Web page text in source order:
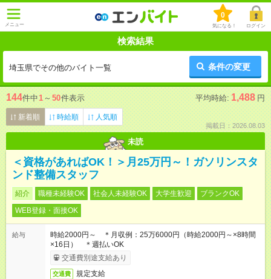
メニュー
0
気になる！ ログイン
検索結果
埼玉県でその他のバイト一覧 条件の変更
144件中1 ～ 50件表示 平均時給: 1,488 円
新着順 時給順 人気順
掲載日：2026.08.03
未読
＜資格があればOK！＞月25万円～！ガソリンスタ
ンド整備スタッフ
紹介 職種未経験OK 社会人未経験OK 大学生歓迎
ブランクOK
WEB登録・面接OK
給与
時給2000円～ ＊月収例：25万6000円（時給2000円～×8時間
×16日） ＊週払いOK
交通費別途支給あり
交通費 規定支給